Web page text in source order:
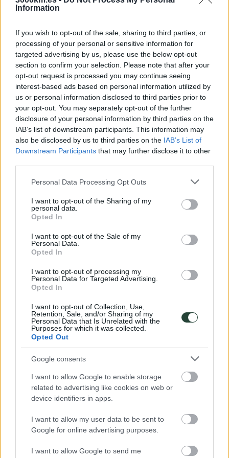
Information
If you wish to opt-out of the sale, sharing to third parties, or
processing of your personal or sensitive information for
targeted advertising by us, please use the below opt-out
section to confirm your selection. Please note that after your
opt-out request is processed you may continue seeing
interest-based ads based on personal information utilized by
us or personal information disclosed to third parties prior to
your opt-out. You may separately opt-out of the further
disclosure of your personal information by third parties on the
IAB’s list of downstream participants. This information may
also be disclosed by us to third parties on the IAB’s List of
Downstream Participants that may further disclose it to other
Please note that this website/app uses one or more Google
not limited to your visit or usage behaviour. You may click to
grant or deny consent to Google and its third-party tags to
use your data for below specified purposes in below Google
consent section.
Personal Data Processing Opt Outs
I want to opt-out of the Sharing of my
personal data.
Opted In
I want to opt-out of the Sale of my
Personal Data.
Opted In
I want to opt-out of processing my
Personal Data for Targeted Advertising.
Opted In
I want to opt-out of Collection, Use,
Retention, Sale, and/or Sharing of my
Personal Data that Is Unrelated with the
Purposes for which it was collected.
Opted Out
Google consents
I want to allow Google to enable storage
related to advertising like cookies on web or
device identifiers in apps.
I want to allow my user data to be sent to
Google for online advertising purposes.
I want to allow Google to send me